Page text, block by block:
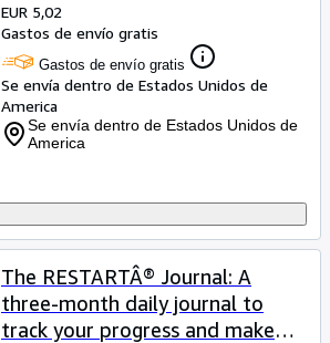
EUR 5,02
Gastos de envío gratis
Gastos de envío gratis
Se envía dentro de Estados Unidos de
America
Se envía dentro de Estados Unidos de
America
The RESTARTÂ® Journal: A
three-month daily journal to
track your progress and make